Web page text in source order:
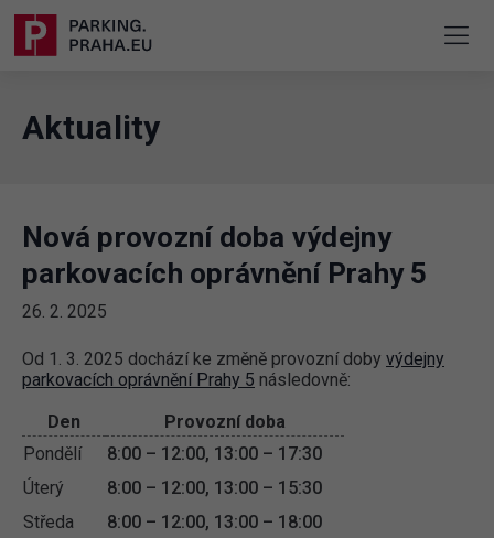
Aktuality
Nová provozní doba výdejny
parkovacích oprávnění Prahy 5
26. 2. 2025
Od 1. 3. 2025 dochází ke změně provozní doby výdejny
parkovacích oprávnění Prahy 5 následovně:
Den
Provozní doba
Pondělí
8:00 – 12:00, 13:00 – 17:30
Úterý
8:00 – 12:00, 13:00 – 15:30
Středa
8:00 – 12:00, 13:00 – 18:00